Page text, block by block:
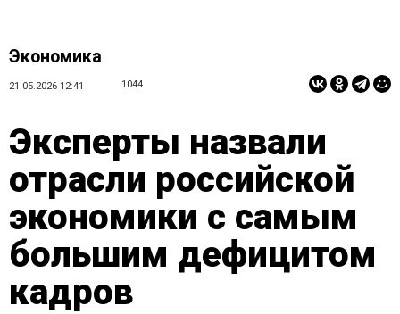
Экономика
21.05.2026 12:41 1044
Эксперты назвали
отрасли российской
экономики с самым
большим дефицитом
кадров